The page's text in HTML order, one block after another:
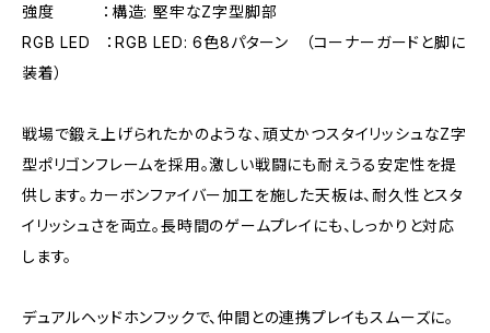
強度 ：構造: 堅牢なZ字型脚部
RGB LED ：RGB LED: 6色8パターン （コーナーガードと脚に
装着）
戦場で鍛え上げられたかのような、頑丈かつスタイリッシュなZ字
型ポリゴンフレームを採用。激しい戦闘にも耐えうる安定性を提
供します。カーボンファイバー加工を施した天板は、耐久性とスタ
イリッシュさを両立。長時間のゲームプレイにも、しっかりと対応
します。
デュアルヘッドホンフックで、仲間との連携プレイもスムーズに。